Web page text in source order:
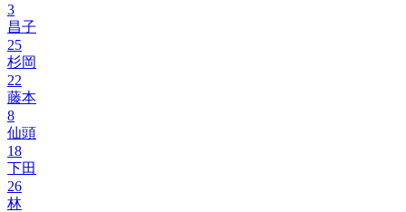
3
昌子
25
杉岡
22
藤本
8
仙頭
18
下田
26
林